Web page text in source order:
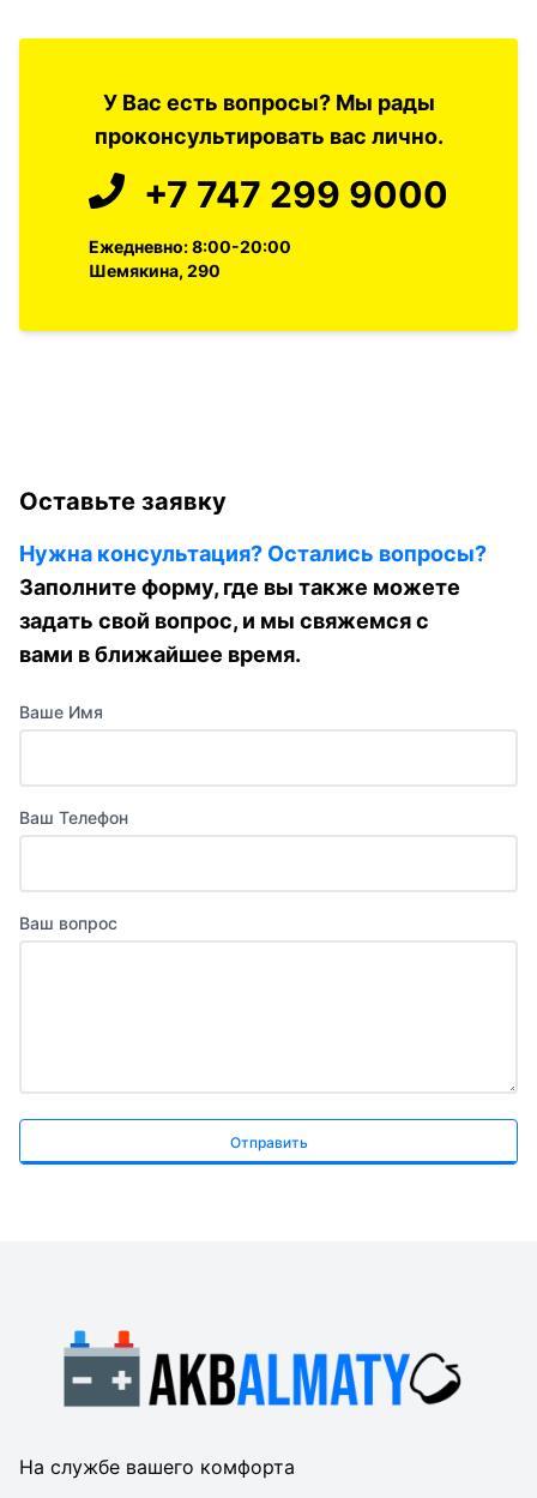
У Вас есть вопросы? Мы рады
проконсультировать вас лично.
+7 747 299 9000
Ежедневно: 8:00-20:00
Шемякина, 290
Оставьте заявку
Нужна консультация? Остались вопросы?
Заполните форму, где вы также можете
задать свой вопрос, и мы свяжемся с
вами в ближайшее время.
Ваше Имя
Ваш Телефон
Ваш вопрос
Отправить
На службе вашего комфорта